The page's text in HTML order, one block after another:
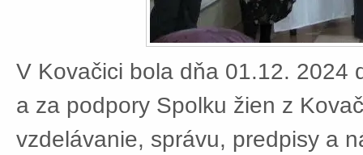
V Kovačici bola dňa 01.12. 2024
a za podpory Spolku žien z
vzdelávanie, správu, predpisy a